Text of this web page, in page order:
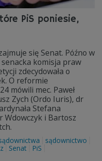
PiS poniesie,
się Senat. Późno w
komisja praw
zdecydowała o
O reformie
mówili mec. Paweł
Zych (Ordo Iuris), dr
Stefana
Wdowczyk i Bartosz
sądownictwo
Senat
PiS